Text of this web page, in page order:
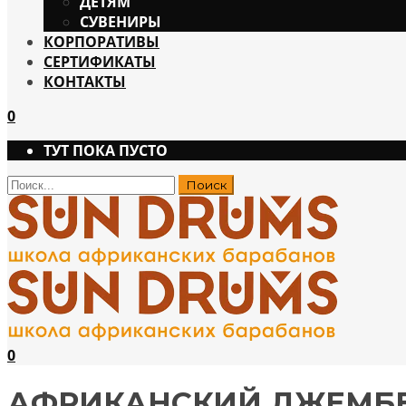
СУВЕНИРЫ
КОРПОРАТИВЫ
СЕРТИФИКАТЫ
КОНТАКТЫ
0
ТУТ ПОКА ПУСТО
0